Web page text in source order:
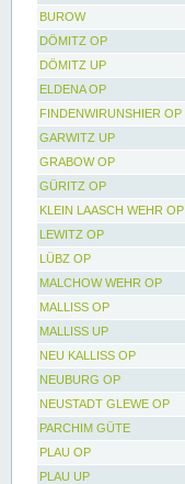
BUROW
DÖMITZ OP
DÖMITZ UP
ELDENA OP
FINDENWIRUNSHIER OP
GARWITZ UP
GRABOW OP
GÜRITZ OP
KLEIN LAASCH WEHR OP
LEWITZ OP
LÜBZ OP
MALCHOW WEHR OP
MALLISS OP
MALLISS UP
NEU KALLISS OP
NEUBURG OP
NEUSTADT GLEWE OP
PARCHIM GÜTE
PLAU OP
PLAU UP